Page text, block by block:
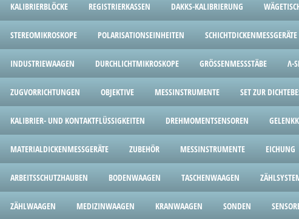
KALIBRIERBLÖCKE REGISTRIERKASSEN DAKKS-KALIBRIERUNG
STEREOMIKROSKOPE POLARISATIONSEINHEITEN SCHICHTDICKENMESSGERÄTE
INDUSTRIEWAAGEN DURCHLICHTMIKROSKOPE GRÖSSENMESSSTÄBE Λ-
ZUGVORRICHTUNGEN OBJEKTIVE MESSINSTRUMENTE SET ZUR
KALIBRIER- UND KONTAKTFLÜSSIGKEITEN DREHMOMENTSENSOREN
MATERIALDICKENMESSGERÄTE ZUBEHÖR MESSINSTRUMENTE EICHUNG
ARBEITSSCHUTZHAUBEN BODENWAAGEN TASCHENWAAGEN
ZÄHLWAAGEN MEDIZINWAAGEN KRANWAAGEN SONDEN